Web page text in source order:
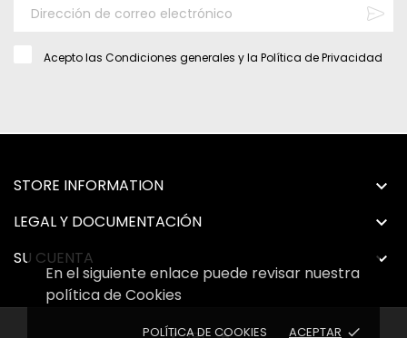
En el siguiente enlace puede revisar nuestra
política de Cookies
POLÍTICA DE COOKIES ACEPTAR done
Acepto las Condiciones generales y la Política de Privacidad
STORE INFORMATION 
LEGAL Y DOCUMENTACIÓN 
SU CUENTA 